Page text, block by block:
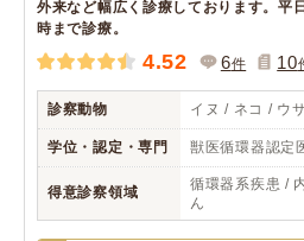
外来など幅広く診療しております。平
時まで診療。
4.52 6件 10
診察動物 イヌ / ネコ / ウ
学位・認定・専門 獣医循環器認定
得意診察領域
循環器系疾患 /
ん